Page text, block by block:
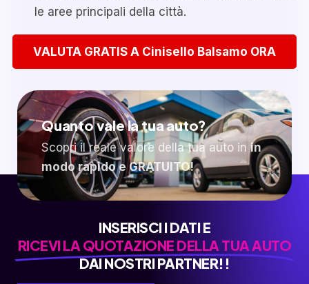
le aree principali della città.
VALUTA GRATIS A Cinisello Balsamo ORA
Quanto vale la tua auto?
Scopri il reale valore della tua auto inin
modo rapido e GRATUITO!
INSERISCI I DATI E
RICEVI LA QUOTAZIONE DELLA TUA AUTO
DAI NOSTRI PARTNER!!